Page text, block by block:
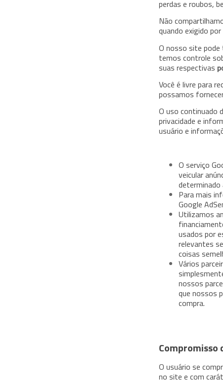
perdas e roubos,
Não
quando exigido por
O nosso site pode
temos controle
suas respectivas
Você é livre para
possamos
O uso continuado
privacidade e
usuário e
O serviço
veicular
determinado
Para mais
Google
Utilizamos
usados ​​por
relevantes
coisas
Vários
nossos
que nossos
compra.
Compromisso
O usuário se
no site e com